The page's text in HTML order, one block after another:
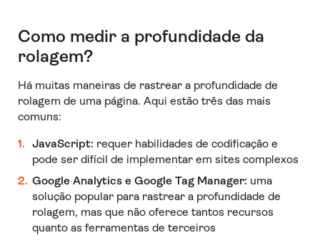
Como medir a profundidade da
rolagem?
Há muitas maneiras de rastrear a profundidade de
rolagem de uma página. Aqui estão três das mais
comuns:
JavaScript: requer habilidades de codificação e
pode ser difícil de implementar em sites complexos
Google Analytics e Google Tag Manager: uma
solução popular para rastrear a profundidade de
rolagem, mas que não oferece tantos recursos
quanto as ferramentas de terceiros